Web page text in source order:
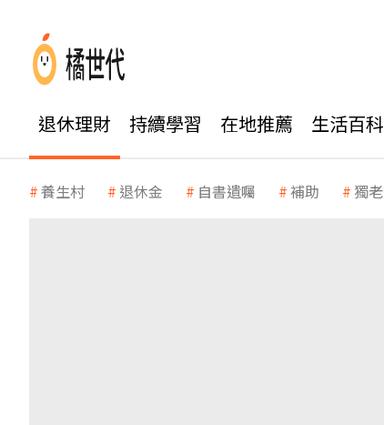
退休理財 持續學習 在地推薦 生活百科
養生村 退休金 自書遺囑 補助 獨老